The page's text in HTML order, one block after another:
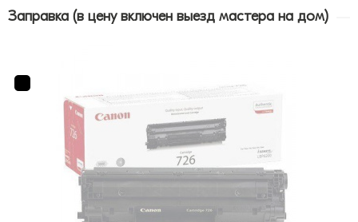
Заправка (в цену включен выезд мастера на дом)